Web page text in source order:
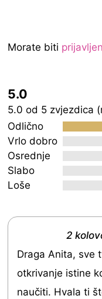
Morate biti
5.0
Rated
5.0
out
of
5.0 od 5 zvjezdica
Odlično
Vrlo dobro
Osrednje
Slabo
Loše
2
Draga Anita, sve
otkrivanje istine
naučiti. Hvala ti